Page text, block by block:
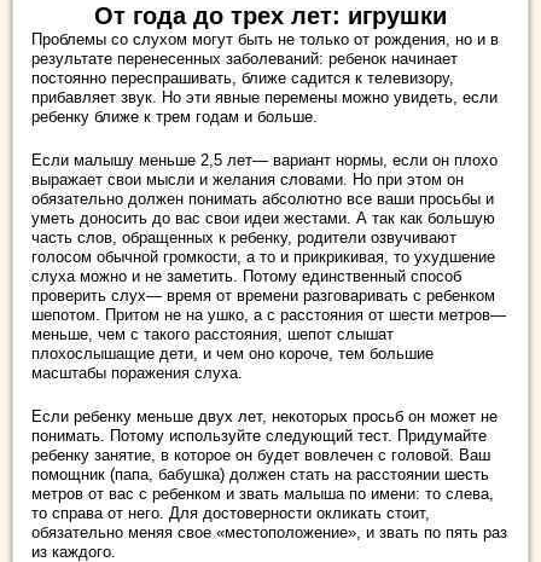
От года до трех лет: игрушки
Проблемы со слухом могут быть не только от рождения, но и в
результате перенесенных заболеваний: ребенок начинает
постоянно переспрашивать, ближе садится к телевизору,
прибавляет звук. Но эти явные перемены можно увидеть, если
ребенку ближе к трем годам и больше.
Если малышу меньше 2,5 лет— вариант нормы, если он плохо
выражает свои мысли и желания словами. Но при этом он
обязательно должен понимать абсолютно все ваши просьбы и
уметь доносить до вас свои идеи жестами. А так как большую
часть слов, обращенных к ребенку, родители озвучивают
голосом обычной громкости, а то и прикрикивая, то ухудшение
слуха можно и не заметить. Потому единственный способ
проверить слух— время от времени разговаривать с ребенком
шепотом. Притом не на ушко, а с расстояния от шести метров—
меньше, чем с такого расстояния, шепот слышат
плохослышащие дети, и чем оно короче, тем большие
масштабы поражения слуха.
Если ребенку меньше двух лет, некоторых просьб он может не
понимать. Потому используйте следующий тест. Придумайте
ребенку занятие, в которое он будет вовлечен с головой. Ваш
помощник (папа, бабушка) должен стать на расстоянии шесть
метров от вас с ребенком и звать малыша по имени: то слева,
то справа от него. Для достоверности окликать стоит,
обязательно меняя свое «местоположение», и звать по пять раз
из каждого.